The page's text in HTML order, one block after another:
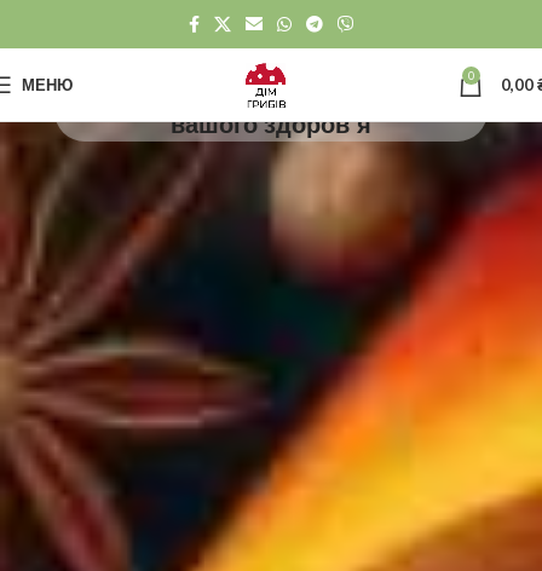
МЕНЮ 0 0,00
Продукти з мухомора для
вашого здоров’я